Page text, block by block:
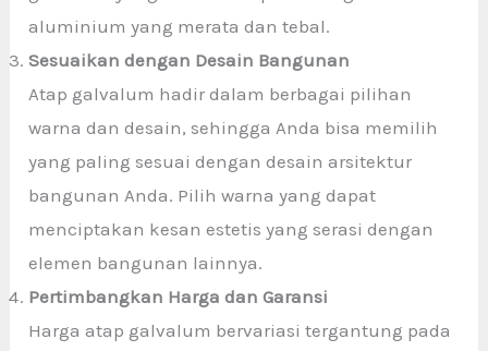
aluminium yang merata dan tebal.
Sesuaikan dengan Desain Bangunan
Atap galvalum hadir dalam berbagai pilihan
warna dan desain, sehingga Anda bisa memilih
yang paling sesuai dengan desain arsitektur
bangunan Anda. Pilih warna yang dapat
menciptakan kesan estetis yang serasi dengan
elemen bangunan lainnya.
Pertimbangkan Harga dan Garansi
Harga atap galvalum bervariasi tergantung pada